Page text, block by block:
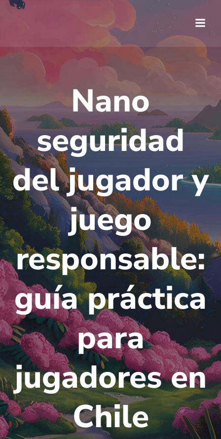
Saltar
contenido
Nano
seguridad
del jugador y
juego
responsable:
guía práctica
para
jugadores en
Chile